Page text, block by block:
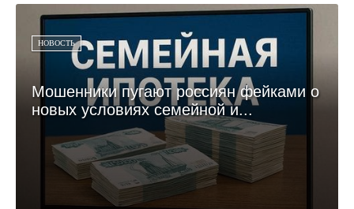
НОВОСТЬ
Мошенники пугают россиян фейками о
новых условиях семейной и...